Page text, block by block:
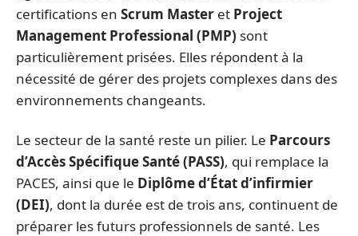
certifications en Scrum Master et Project
Management Professional (PMP) sont
particulièrement prisées. Elles répondent à la
nécessité de gérer des projets complexes dans des
environnements changeants.
Le secteur de la santé reste un pilier. Le Parcours
d’Accès Spécifique Santé (PASS), qui remplace la
PACES, ainsi que le Diplôme d’État d’infirmier
(DEI), dont la durée est de trois ans, continuent de
préparer les futurs professionnels de santé. Les